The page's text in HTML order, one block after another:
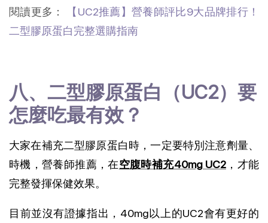
閱讀更多：
【UC2推薦】營養師評比9大品牌排行！
二型膠原蛋白完整選購指南
八、二型膠原蛋白（UC2）要
怎麼吃最有效？
大家在補充二型膠原蛋白時，一定要特別注意劑量、
時機，營養師推薦，在空腹時補充40mg UC2，才能
完整發揮保健效果。
目前並沒有證據指出，40mg以上的UC2會有更好的